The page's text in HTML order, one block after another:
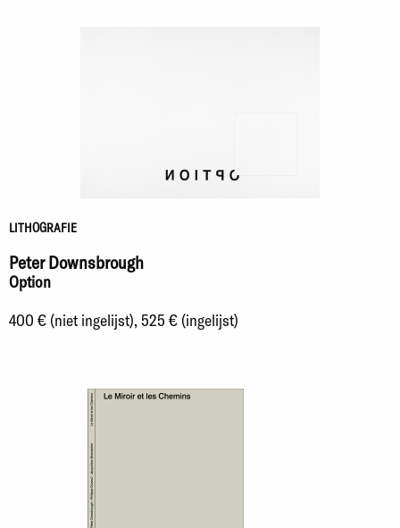
LITHOGRAFIE
Peter Downsbrough
Option
400 € (niet ingelijst), 525 € (ingelijst)